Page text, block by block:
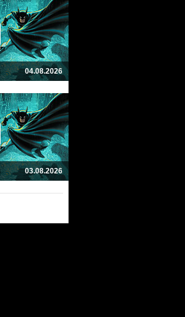
04.08.2026
03.08.2026